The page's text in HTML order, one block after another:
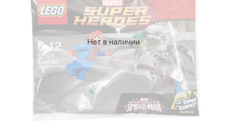
Нет в наличии